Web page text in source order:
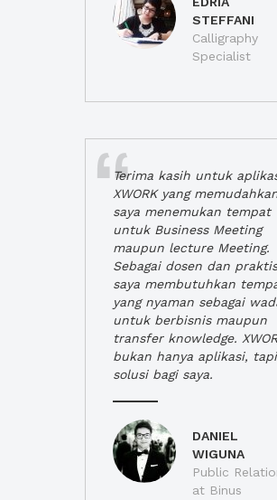
STEFFANI
Calligraphy
Specialist
Terima kasih untuk
XWORK yang
saya menemukan tempat
untuk Business Meeting
maupun lecture Meeting.
Sebagai dosen dan
saya membutuhkan
yang nyaman sebagai
untuk berbisnis maupun
transfer knowledge.
bukan hanya aplikasi, tapi
solusi bagi saya.
DANIEL
WIGUNA
Public
at Binus